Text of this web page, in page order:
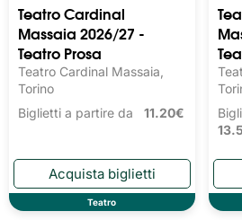
Teatro Cardinal
Massaia 2026/27 -
Teatro Prosa
Teatro Cardinal Massaia,
Torino
Biglietti a partire da 11.20€
Teatro